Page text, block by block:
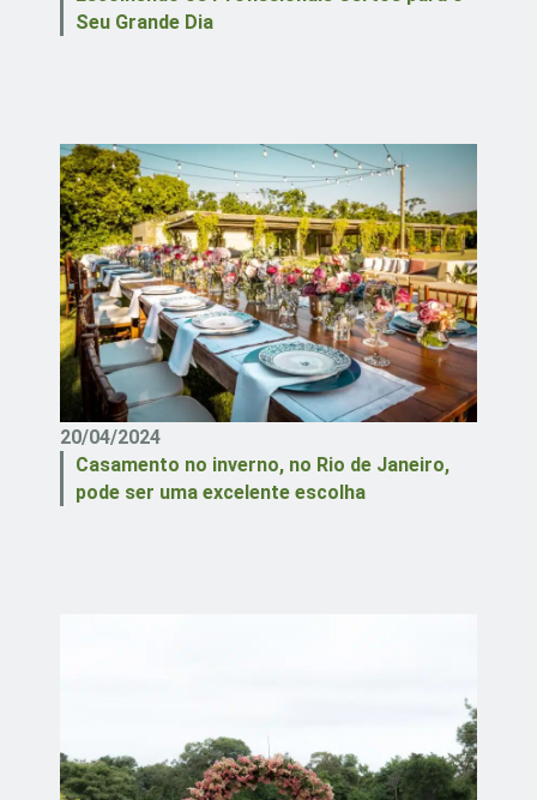
Seu Grande Dia
20/04/2024
Casamento no inverno, no Rio de Janeiro,
pode ser uma excelente escolha